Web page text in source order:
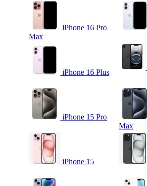
iPhone 16 Pro
Max
iPhone 16 Plus
iPhone 15 Pro
Max
iPhone 15